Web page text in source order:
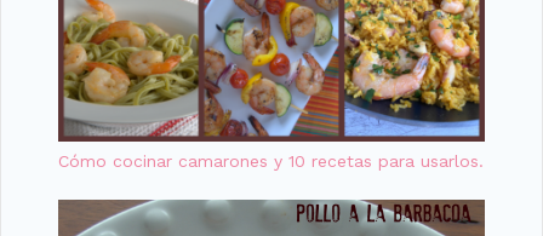
Cómo cocinar camarones y 10 recetas para usarlos.